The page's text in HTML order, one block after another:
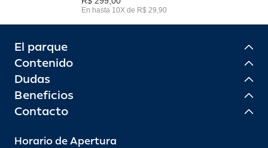
En hasta 10X de R$ 29,90
El parque
Contenido
Dudas
Beneficios
Contacto
Horario de Apertura